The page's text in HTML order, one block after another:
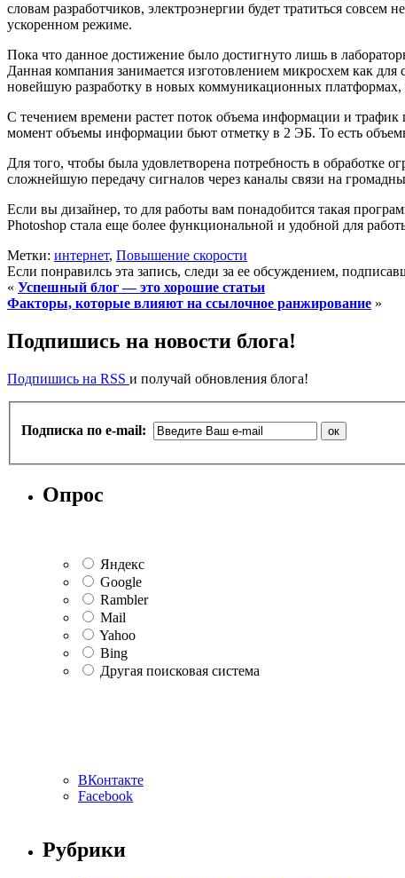
словам разработчиков, электроэнергии будет тратиться совсем
ускоренном режиме.
Пока что данное достижение было достигнуто лишь в
Данная компания занимается изготовлением микросхем как
новейшую разработку в новых коммуникационных
С течением времени растет поток объема информации и
момент объемы информации бьют отметку в 2 ЭБ. То есть
Для того, чтобы была удовлетворена потребность в обработке
сложнейшую передачу сигналов через каналы связи на
Если вы дизайнер, то для работы вам понадобится такая
Photoshop стала еще более функциональной и удобной для
Метки: интернет, Повышение скорости
Если понравилсь эта запись, следи за ее обсуждением,
« Успешный блог — это хорошие статьи
Факторы, которые влияют на ссылочное ранжирование »
Подпишись на новости блога!
Подпишись на RSS и получай обновления блога!
Подписка по e-mail:
Опрос
Яндекс
Google
Rambler
Mail
Yahoo
Bing
Другая поисковая система
ВКонтакте
Facebook
Рубрики